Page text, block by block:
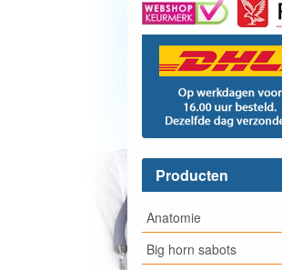
Producten
Anatomie
Big horn sabots